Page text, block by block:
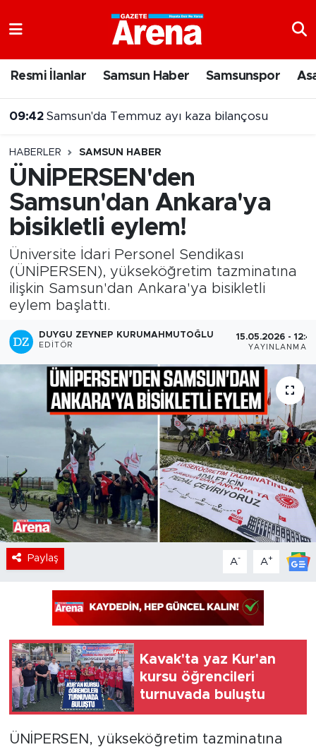
Resmi İlanlar Samsun Haber Samsunspor
09:42 Samsun'da Temmuz ayı kaza bilançosu
HABERLER SAMSUN HABER
ÜNİPERSEN'den
Samsun'dan Ankara'ya
bisikletli eylem!
Üniversite İdari Personel Sendikası
(ÜNİPERSEN), yükseköğretim tazminatına
ilişkin Samsun'dan Ankara'ya bisikletli
eylem başlattı.
DUYGU ZEYNEP KURUMAHMUTOĞLU
EDITÖR
15.05.2026 -
YAYINLANMA
Paylaş A- A+
Kavak'ta yaz Kur'an
kursu öğrencileri
turnuvada buluştu
ÜNİPERSEN, yükseköğretim tazminatına
Samsun Namaz Vakitleri
Trafik Durumu
Süper Lig Puan Durumu ve Fikstür
Tüm Manşetler
Son Dakika Haberleri
Haber Arşivi